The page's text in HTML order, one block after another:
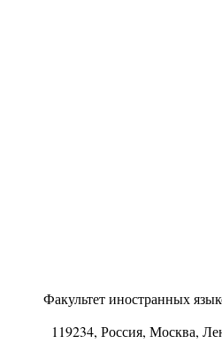
Факультет иностранных
119234, Россия, Москва,